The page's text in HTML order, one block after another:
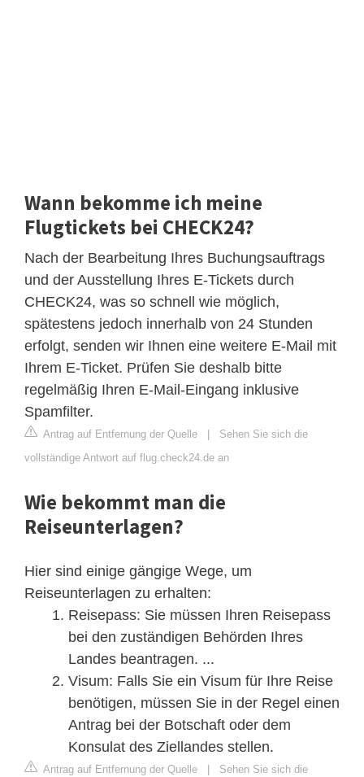
Wann bekomme ich meine
Flugtickets bei CHECK24?
Nach der Bearbeitung Ihres Buchungsauftrags
und der Ausstellung Ihres E-Tickets durch
CHECK24, was so schnell wie möglich,
spätestens jedoch innerhalb von 24 Stunden
erfolgt, senden wir Ihnen eine weitere E-Mail mit
Ihrem E-Ticket. Prüfen Sie deshalb bitte
regelmäßig Ihren E-Mail-Eingang inklusive
Spamfilter.
Antrag auf Entfernung der Quelle
Sehen Sie sich die
vollständige Antwort auf flug.check24.de an
Wie bekommt man die
Reiseunterlagen?
Hier sind einige gängige Wege, um
Reiseunterlagen zu erhalten:
Reisepass: Sie müssen Ihren Reisepass
bei den zuständigen Behörden Ihres
Landes beantragen. ...
Visum: Falls Sie ein Visum für Ihre Reise
benötigen, müssen Sie in der Regel einen
Antrag bei der Botschaft oder dem
Konsulat des Ziellandes stellen.
Antrag auf Entfernung der Quelle
Sehen Sie sich die